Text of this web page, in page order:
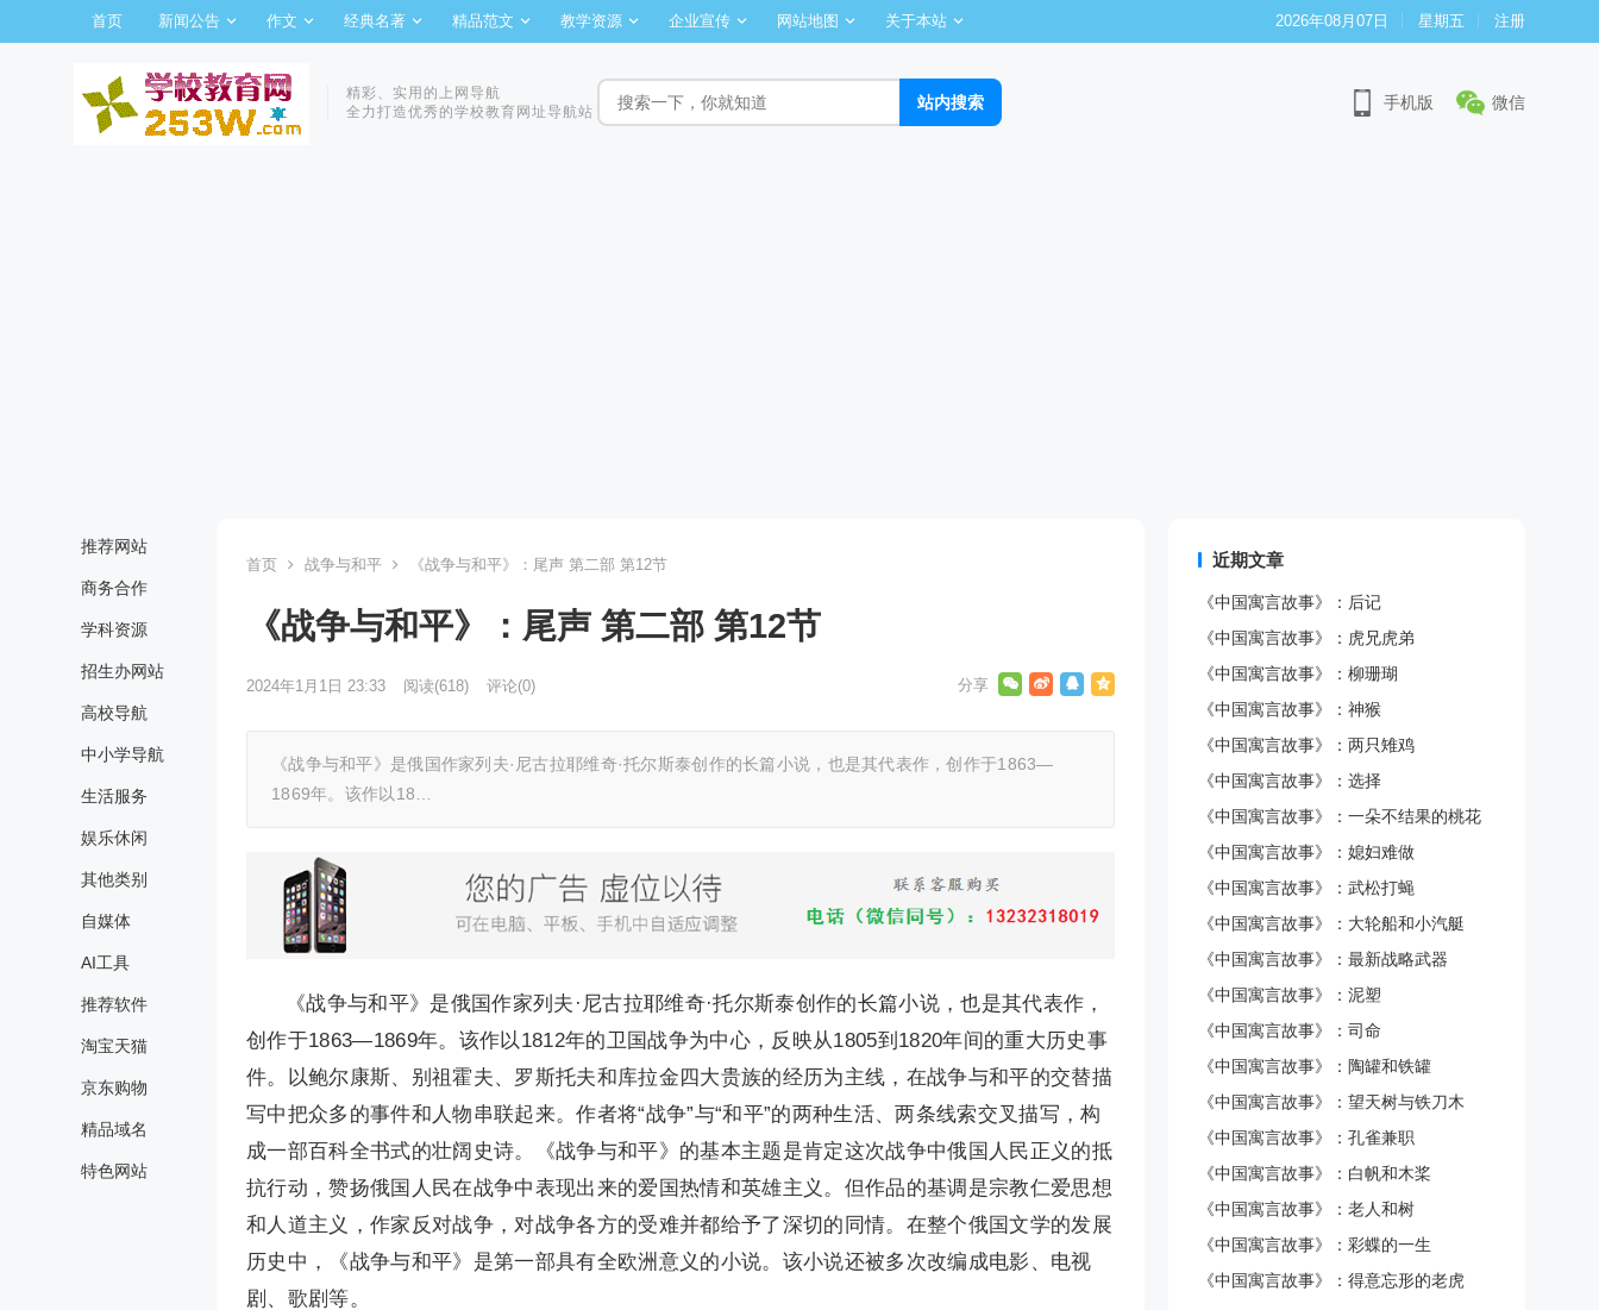
首页 新闻公告 作文 经典名著 精品范文 教学资源 企业宣传 网站地图 关于本站 2026年08月07日 星期五 注册
精彩、实用的上网导航
全力打造优秀的学校教育网址导航站
手机版 微信
推荐网站
商务合作
学科资源
招生办网站
高校导航
中小学导航
生活服务
娱乐休闲
其他类别
自媒体
AI工具
推荐软件
淘宝天猫
京东购物
精品域名
特色网站
首页 战争与和平 《战争与和平》：尾声 第二部 第12节
《战争与和平》：尾声 第二部 第12节
2024年1月1日 23:33 阅读(618) 评论(0)
《战争与和平》是俄国作家列夫·尼古拉耶维奇·托尔斯泰创作的长篇小说，也是其代表作，创作于1863—
1869年。该作以18…
《战争与和平》是俄国作家列夫·尼古拉耶维奇·托尔斯泰创作的长篇小说，也是其代表作，
创作于1863—1869年。该作以1812年的卫国战争为中心，反映从1805到1820年间的重大历史事
件。以鲍尔康斯、别祖霍夫、罗斯托夫和库拉金四大贵族的经历为主线，在战争与和平的交替描
写中把众多的事件和人物串联起来。作者将“战争”与“和平”的两种生活、两条线索交叉描写，构
成一部百科全书式的壮阔史诗。《战争与和平》的基本主题是肯定这次战争中俄国人民正义的抵
抗行动，赞扬俄国人民在战争中表现出来的爱国热情和英雄主义。但作品的基调是宗教仁爱思想
和人道主义，作家反对战争，对战争各方的受难并都给予了深切的同情。在整个俄国文学的发展
历史中，《战争与和平》是第一部具有全欧洲意义的小说。该小说还被多次改编成电影、电视
剧、歌剧等。
近期文章
《中国寓言故事》：后记
《中国寓言故事》：虎兄虎弟
《中国寓言故事》：柳珊瑚
《中国寓言故事》：神猴
《中国寓言故事》：两只雉鸡
《中国寓言故事》：选择
《中国寓言故事》：一朵不结果的桃花
《中国寓言故事》：媳妇难做
《中国寓言故事》：武松打蝇
《中国寓言故事》：大轮船和小汽艇
《中国寓言故事》：最新战略武器
《中国寓言故事》：泥塑
《中国寓言故事》：司命
《中国寓言故事》：陶罐和铁罐
《中国寓言故事》：望天树与铁刀木
《中国寓言故事》：孔雀兼职
《中国寓言故事》：白帆和木桨
《中国寓言故事》：老人和树
《中国寓言故事》：彩蝶的一生
《中国寓言故事》：得意忘形的老虎